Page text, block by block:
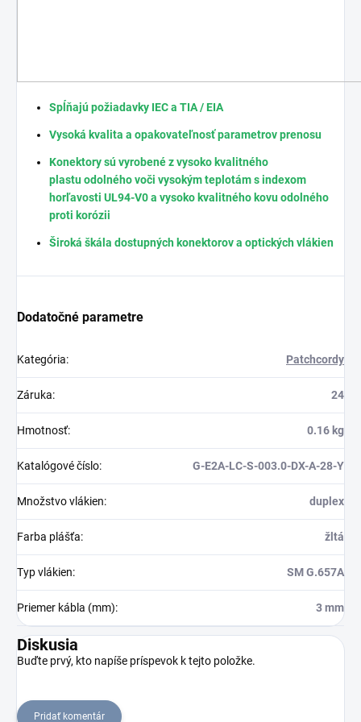
Spĺňajú požiadavky IEC a TIA / EIA
Vysoká kvalita a opakovateľnosť parametrov prenosu
Konektory sú vyrobené z vysoko kvalitného
plastu odolného voči vysokým teplotám s indexom
horľavosti UL94-V0 a vysoko kvalitného kovu odolného
proti korózii
Široká škála dostupných konektorov a optických vlákien
Dodatočné parametre
Kategória: Patchcordy
Záruka: 24
Hmotnosť: 0.16 kg
Katalógové číslo: G-E2A-LC-S-003.0-DX-A-28-Y
Množstvo vlákien: duplex
Farba plášťa: žltá
Typ vlákien: SM G.657A
Priemer kábla (mm): 3 mm
Diskusia
Buďte prvý, kto napíše príspevok k tejto položke.
Pridať komentár